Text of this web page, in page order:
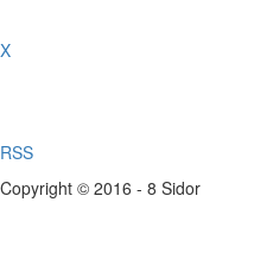
X
RSS
Copyright © 2016 - 8 Sidor